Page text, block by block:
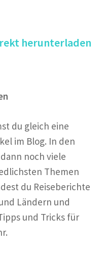
herunterladen
du gleich eine
im Blog. In den
noch viele
Themen
du Reiseberichte
Ländern und
und Tricks für